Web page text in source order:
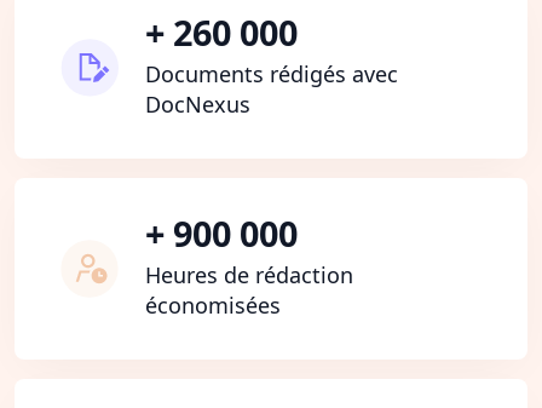
+ 260 000
Documents rédigés avec
DocNexus
+ 900 000
Heures de rédaction
économisées